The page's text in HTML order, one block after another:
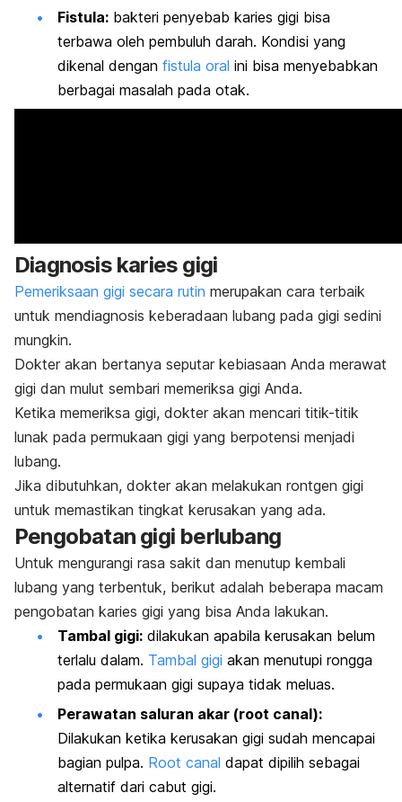
Fistula: bakteri penyebab karies gigi bisa
terbawa oleh pembuluh darah. Kondisi yang
dikenal dengan fistula oral ini bisa menyebabkan
berbagai masalah pada otak.
Diagnosis karies gigi
Pemeriksaan gigi secara rutin merupakan cara terbaik
untuk mendiagnosis keberadaan lubang pada gigi sedini
mungkin.
Dokter akan bertanya seputar kebiasaan Anda merawat
gigi dan mulut sembari memeriksa gigi Anda.
Ketika memeriksa gigi, dokter akan mencari titik-titik
lunak pada permukaan gigi yang berpotensi menjadi
lubang.
Jika dibutuhkan, dokter akan melakukan rontgen gigi
untuk memastikan tingkat kerusakan yang ada.
Pengobatan gigi berlubang
Untuk mengurangi rasa sakit dan menutup kembali
lubang yang terbentuk, berikut adalah beberapa macam
pengobatan karies gigi yang bisa Anda lakukan.
Tambal gigi: dilakukan apabila kerusakan belum
terlalu dalam. Tambal gigi akan menutupi rongga
pada permukaan gigi supaya tidak meluas.
Perawatan saluran akar (root canal):
Dilakukan ketika kerusakan gigi sudah mencapai
bagian pulpa. Root canal dapat dipilih sebagai
alternatif dari cabut gigi.